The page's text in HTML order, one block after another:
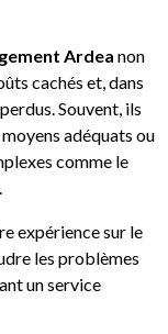
Ardea non
cachés et, dans
Souvent, ils
adéquats ou
comme le
expérience sur le
les problèmes
un service